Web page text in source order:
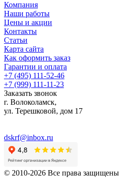
Компания
Наши работы
Цены и акции
Контакты
Статьи
Карта сайта
Как оформить заказ
Гарантии и оплата
+7 (495) 111-52-46
+7 (999) 111-11-23
Заказать звонок
г. Волоколамск,
ул. Терешковой, дом 17
dskrf@inbox.ru
© 2010-2026 Все права